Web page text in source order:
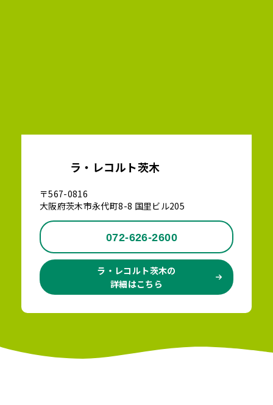
ラ・レコルト茨木
〒567-0816
大阪府茨木市永代町8-8 国里ビル205
072-626-2600
ラ・レコルト茨木の
詳細はこちら